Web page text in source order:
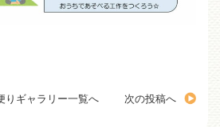
りギャラリー一覧へ 次の投稿へ